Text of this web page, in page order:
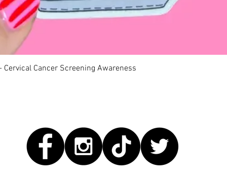
快速瀏覽
Cancer Screening Awareness